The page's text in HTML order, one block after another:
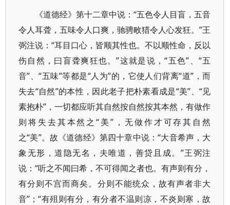
《道德经》第十二章中说：“五色令人目盲，五音
令人耳聋，五味令人口爽，驰骋畋猎令人心发狂。”王
弼注说：“耳目口心，皆顺其性也。不以顺性命，反以
伤自然，曰盲聋爽狂也。”这就是说，“五色”、“五
音”、“五味”等都是“人为”的，它使人们背离“道”，而
失去“自然”的本性，因此老子把朴素看成是“美”、“见
素抱朴”，一切都应听其自然按自然按其本然，有做作
则将失去其本然之“美”，无做作才可存其自然
之“美”。故《道德经》第四十章中说：“大音希声，大
象无形，道隐无名，夫唯道，善贷且成。”王弼注
说：“听之不闻曰希，不可得闻之者也。有声则有分，
有分则不宫而商矣。分则不能统众，故有声者非大
音”；“有殂则有分，有分者不温则凉，不炎则寒，故